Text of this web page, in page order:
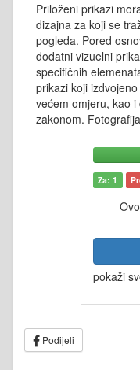
Priloženi prikazi
dizajna za koji se
pogleda. Pored
dodatni vizuelni
specifičnih
prikazi koji
većem omjeru, kao
zakonom.
Za: 1
pokaži
Podijeli